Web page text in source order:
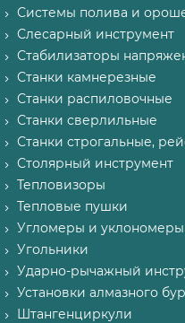
Системы полива и
Слесарный инструмент
Стабилизаторы
Станки камнерезные
Станки распиловочные
Станки сверлильные
Станки строгальные,
Столярный инструмент
Тепловизоры
Тепловые пушки
Угломеры и уклономеры
Угольники
Ударно-рычажный
Установки алмазного
Штангенциркули